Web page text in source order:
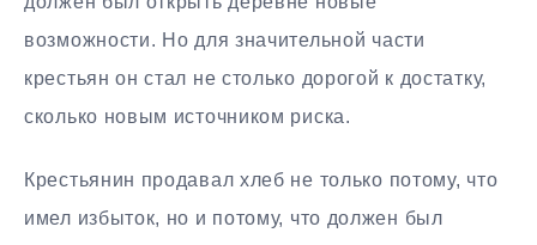
возможности. Но для значительной части
крестьян он стал не столько дорогой к достатку,
сколько новым источником риска.
Крестьянин продавал хлеб не только потому, что
имел избыток, но и потому, что должен был